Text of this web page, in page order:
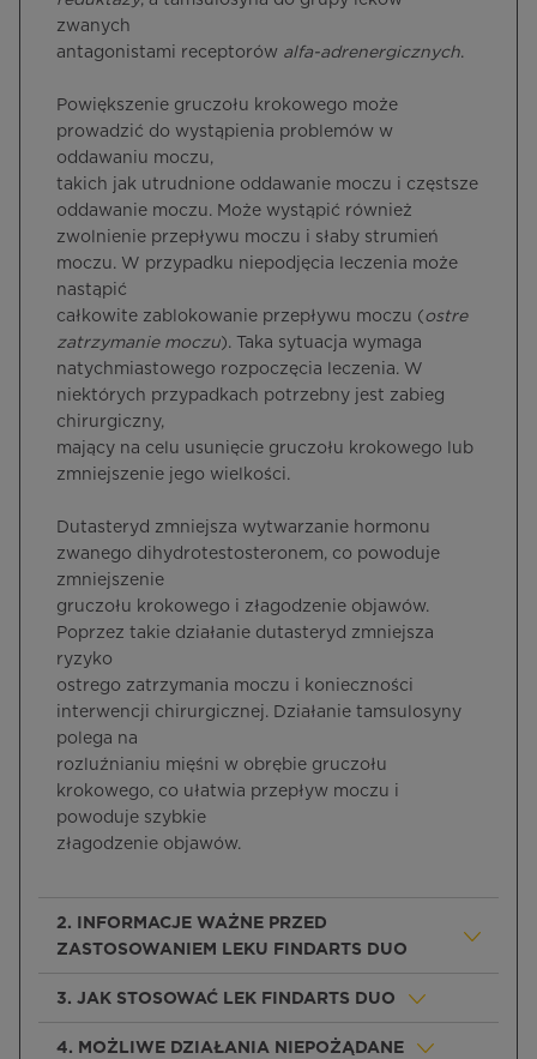
zwanych
antagonistami receptorów alfa-adrenergicznych.
Powiększenie gruczołu krokowego może
prowadzić do wystąpienia problemów w
oddawaniu moczu,
takich jak utrudnione oddawanie moczu i częstsze
oddawanie moczu. Może wystąpić również
zwolnienie przepływu moczu i słaby strumień
moczu. W przypadku niepodjęcia leczenia może
nastąpić
całkowite zablokowanie przepływu moczu (ostre
zatrzymanie moczu). Taka sytuacja wymaga
natychmiastowego rozpoczęcia leczenia. W
niektórych przypadkach potrzebny jest zabieg
chirurgiczny,
mający na celu usunięcie gruczołu krokowego lub
zmniejszenie jego wielkości.
Dutasteryd zmniejsza wytwarzanie hormonu
zwanego dihydrotestosteronem, co powoduje
zmniejszenie
gruczołu krokowego i złagodzenie objawów.
Poprzez takie działanie dutasteryd zmniejsza
ryzyko
ostrego zatrzymania moczu i konieczności
interwencji chirurgicznej. Działanie tamsulosyny
polega na
rozluźnianiu mięśni w obrębie gruczołu
krokowego, co ułatwia przepływ moczu i
powoduje szybkie
złagodzenie objawów.
2. INFORMACJE WAŻNE PRZED
ZASTOSOWANIEM LEKU FINDARTS DUO
3. JAK STOSOWAĆ LEK FINDARTS DUO
4. MOŻLIWE DZIAŁANIA NIEPOŻĄDANE